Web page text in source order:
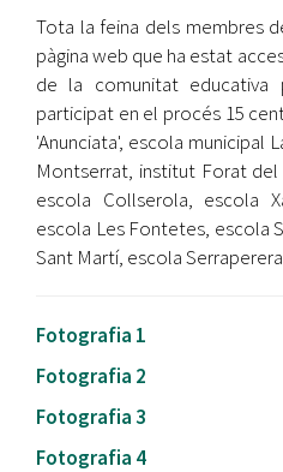
Tota la feina dels membres
pàgina web que ha estat
de la comunitat educativa
participat en el procés 15
'Anunciata', escola municipal
Montserrat, institut Forat del
escola Collserola, escola
escola Les Fontetes, escola
Sant Martí, escola
Fotografia 1
Fotografia 2
Fotografia 3
Fotografia 4